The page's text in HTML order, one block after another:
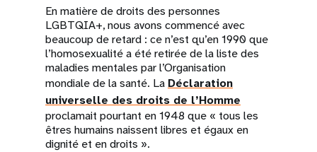
En matière de droits des personnes
LGBTQIA+, nous avons commencé avec
beaucoup de retard : ce n’est qu’en 1990 que
l’homosexualité a été retirée de la liste des
maladies mentales par l’Organisation
mondiale de la santé. La Déclaration
universelle des droits de l’Homme
proclamait pourtant en 1948 que « tous les
êtres humains naissent libres et égaux en
dignité et en droits ».